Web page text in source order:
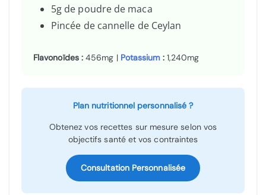
5g de poudre de maca
Pincée de cannelle de Ceylan
Flavonoïdes : 456mg | Potassium:1,240mg
Plan nutritionnel personnalisé ?
Obtenez vos recettes sur mesure selon vos
objectifs santé et vos contraintes
Consultation Personnalisée